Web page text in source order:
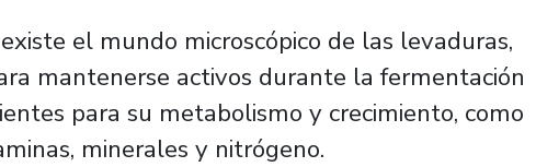
el mundo microscópico de las levaduras,
mantenerse activos durante la fermentación
para su metabolismo y crecimiento, como
minerales y nitrógeno.